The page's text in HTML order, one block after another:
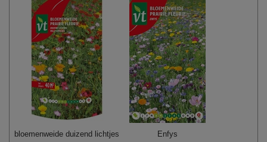
bloemenweide duizend lichtjes Enfys